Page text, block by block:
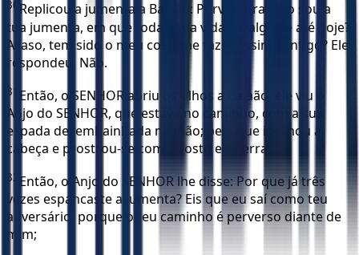
30 Replicou a jumenta a Balaão: Porventura, não sou a
tua jumenta, em que toda a tua vida cavalgaste até hoje?
Acaso, tem sido o meu costume fazer assim contigo? Ele
respondeu: Não.
31
Então, o SENHOR abriu os olhos a Balaão, ele viu o
Anjo do SENHOR, que estava no caminho, com a sua
espada desembainhada na mão; pelo que inclinou a
cabeça e prostrou-se com o rosto em terra.
32 Então, o Anjo do SENHOR lhe disse: Por que já três
vezes espancaste a jumenta? Eis que eu saí como teu
adversário, porque o teu caminho é perverso diante de
mim;